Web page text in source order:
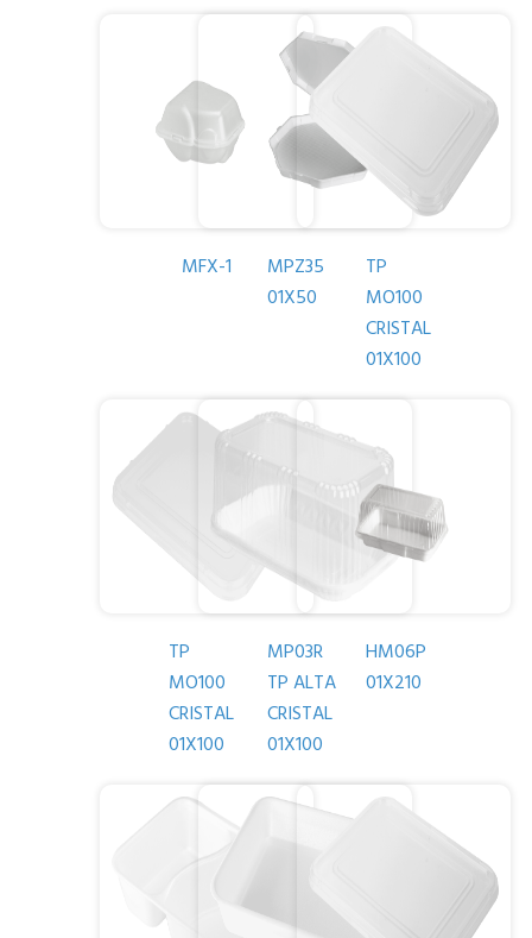
MFX-1
MPZ35
01X50
TP
MO100
CRISTAL
01X100
TP
MO100
CRISTAL
01X100
MP03R
TP ALTA
CRISTAL
01X100
HM06P
01X210